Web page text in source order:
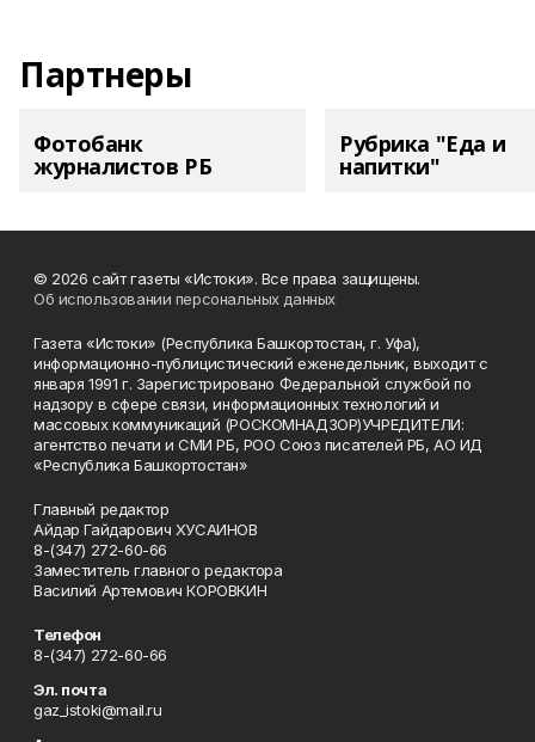
Партнеры
Фотобанк
журналистов РБ
Рубрика "Еда и
напитки"
© 2026 сайт газеты «Истоки». Все права защищены.
Об использовании персональных данных
Газета «Истоки» (Республика Башкортостан, г. Уфа),
информационно-публицистический еженедельник, выходит с
января 1991 г. Зарегистрировано Федеральной службой по
надзору в сфере связи, информационных технологий и
массовых коммуникаций (РОСКОМНАДЗОР)УЧРЕДИТЕЛИ:
агентство печати и СМИ РБ, РОО Союз писателей РБ, АО ИД
«Республика Башкортостан»
Главный редактор
Айдар Гайдарович ХУСАИНОВ
8-(347) 272-60-66
Заместитель главного редактора
Василий Артемович КОРОВКИН
Телефон
8-(347) 272-60-66
Эл. почта
gaz_istoki@mail.ru